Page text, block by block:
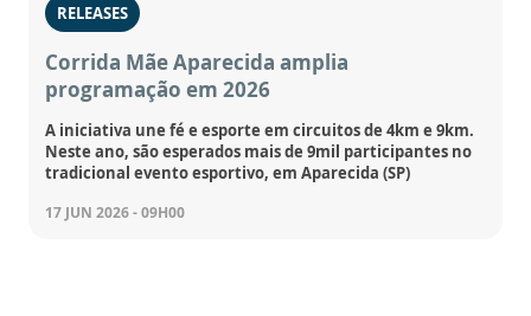
RELEASES
Corrida Mãe Aparecida amplia
programação em 2026
A iniciativa une fé e esporte em circuitos de 4km e 9km.
Neste ano, são esperados mais de 9mil participantes no
tradicional evento esportivo, em Aparecida (SP)
17 JUN 2026 - 09H00